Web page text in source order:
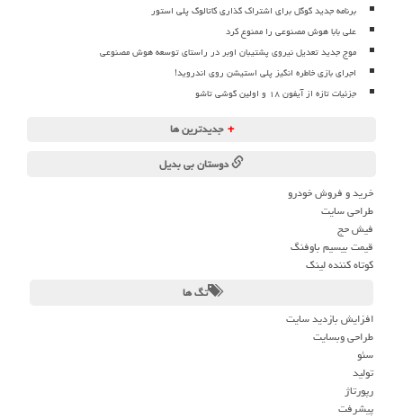
برنامه جدید گوگل برای اشتراک گذاری کاتالوگ پلی استور
علی بابا هوش مصنوعی را ممنوع کرد
موج جدید تعدیل نیروی پشتیبان اوبر در راستای توسعه هوش مصنوعی
اجرای بازی خاطره انگیز پلی استیشن روی اندروید!
جزئیات تازه از آیفون ۱۸ و اولین گوشی تاشو
+ جدیدترین ها
دوستان بی بدیل
خرید و فروش خودرو
طراحی سایت
فیش حج
قیمت بیسیم باوفنگ
کوتاه کننده لینک
تگ ها
افزایش بازدید سایت
طراحی وبسایت
سئو
تولید
رپورتاژ
پیشرفت